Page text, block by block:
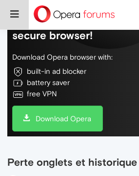
Do more on the web, with
secure browser!
Download Opera browser with:
built-in ad blocker
battery saver
free VPN
Download Opera
Perte onglets et historique